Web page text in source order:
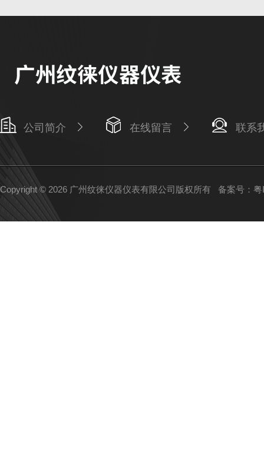
公司简介 在线留言 联系
Copyright © 2026 广州纹徕仪器仪表有限公司版权所有 备案号：